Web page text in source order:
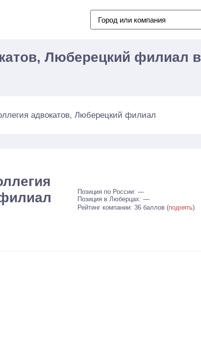
Люберецкий филиал в
адвокатов, Люберецкий филиал
Позиция по России: —
Позиция в Люберцах: —
Рейтинг компании: 36 баллов (поднять)